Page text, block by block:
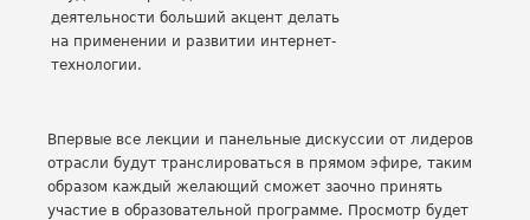
деятельности больший акцент делать
на применении и развитии интернет-
технологии.
Впервые все лекции и панельные дискуссии от лидеров
отрасли будут транслироваться в прямом эфире, таким
образом каждый желающий сможет заочно принять
участие в образовательной программе. Просмотр будет